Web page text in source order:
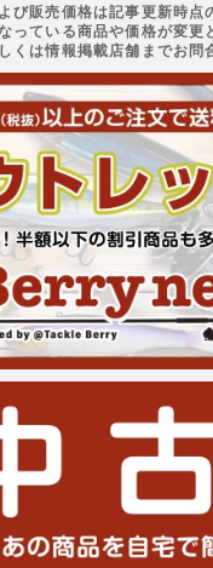
び販売価格は記事更新時点
っている商品や価格が変更
くは情報掲載店舗までお問